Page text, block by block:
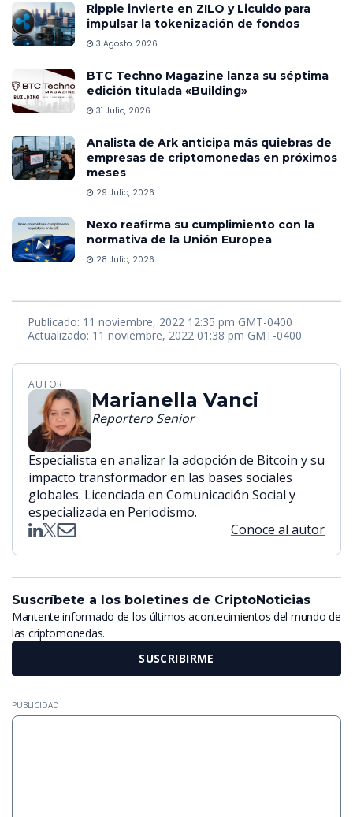
Ripple invierte en ZILO y Licuido para
impulsar la tokenización de fondos
3 Agosto, 2026
BTC Techno Magazine lanza su séptima
edición titulada «Building»
31 Julio, 2026
Analista de Ark anticipa más quiebras de
empresas de criptomonedas en próximos
meses
29 Julio, 2026
Nexo reafirma su cumplimiento con la
normativa de la Unión Europea
28 Julio, 2026
Publicado: 11 noviembre, 2022 12:35 pm GMT-0400
Actualizado: 11 noviembre, 2022 01:38 pm GMT-0400
AUTOR
Marianella Vanci
Reportero Senior
Especialista en analizar la adopción de Bitcoin y su
impacto transformador en las bases sociales
globales. Licenciada en Comunicación Social y
especializada en Periodismo.
Conoce al autor
Suscríbete a los boletines de CriptoNoticias
Mantente informado de los últimos acontecimientos del mundo de
las criptomonedas.
SUSCRIBIRME
PUBLICIDAD